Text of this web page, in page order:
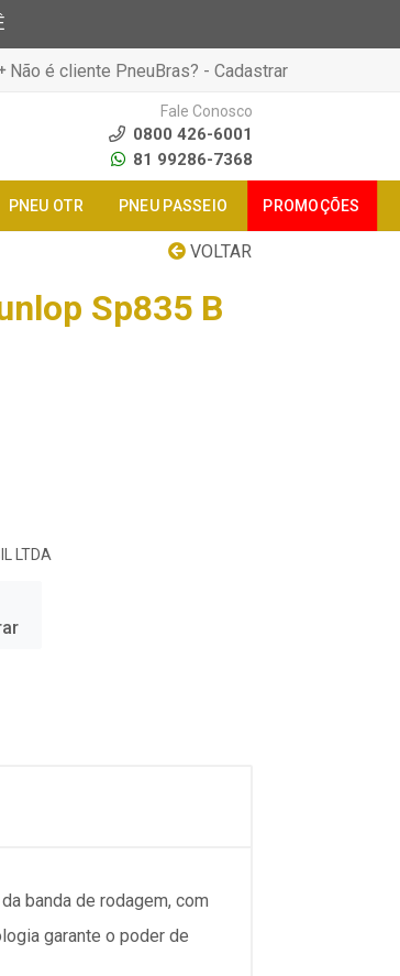
Não é cliente PneuBras? - Cadastrar
Fale Conosco
0800 426-6001
81 99286-7368
PNEU OTR PNEU PASSEIO PROMOÇÕES
VOLTAR
Sp835 B
LTDA
banda de rodagem, com
garante o poder de